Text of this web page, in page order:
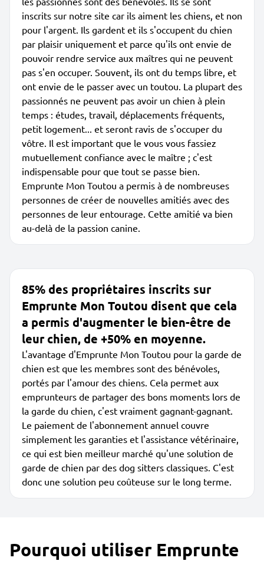
inscrits sur notre site car ils aiment les chiens, et non
pour l'argent. Ils gardent et ils s'occupent du chien
par plaisir uniquement et parce qu'ils ont envie de
pouvoir rendre service aux maîtres qui ne peuvent
pas s'en occuper. Souvent, ils ont du temps libre, et
ont envie de le passer avec un toutou. La plupart des
passionnés ne peuvent pas avoir un chien à plein
temps : études, travail, déplacements fréquents,
petit logement... et seront ravis de s'occuper du
vôtre. Il est important que le vous vous fassiez
mutuellement confiance avec le maître ; c'est
indispensable pour que tout se passe bien.
Emprunte Mon Toutou a permis à de nombreuses
personnes de créer de nouvelles amitiés avec des
personnes de leur entourage. Cette amitié va bien
au-delà de la passion canine.
85% des propriétaires inscrits sur
Emprunte Mon Toutou disent que cela
a permis d'augmenter le bien-être de
leur chien, de +50% en moyenne.
L'avantage d'Emprunte Mon Toutou pour la garde de
chien est que les membres sont des bénévoles,
portés par l'amour des chiens. Cela permet aux
emprunteurs de partager des bons moments lors de
la garde du chien, c'est vraiment gagnant-gagnant.
Le paiement de l'abonnement annuel couvre
simplement les garanties et l'assistance vétérinaire,
ce qui est bien meilleur marché qu'une solution de
garde de chien par des dog sitters classiques. C'est
donc une solution peu coûteuse sur le long terme.
Pourquoi utiliser Emprunte